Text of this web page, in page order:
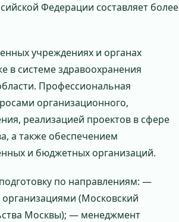
Федерации составляет более
учреждениях и органах
в системе здравоохранения
Профессиональная
организационного,
реализацией проектов в сфере
а также обеспечением
и бюджетных организаций.
по направлениям: —
(Московский
Москвы); — менеджмент